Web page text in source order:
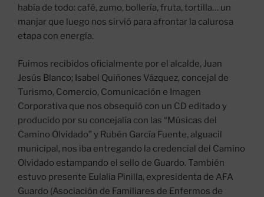
había de todo: café, zumo, bollería, fruta, tortilla… un
manjar que luego nos sirvió para afrontar la calurosa
etapa con energía.
Fuimos recibidos oficialmente por el alcalde, Juan
Jesús Blanco; Isabel Quiñones Vázquez, concejal de
Turismo, Comercio, Comunicación e Imagen
Corporativa que nos obsequió con un CD editado y
producido por su concejalía con las “Músicas del
Camino Olvidado” y Rubén García Fuente, alguacil
municipal, nos iba entregando la credencial del Camino
Olvidado estampando el sello de Guardo. También
estuvo presente Eulalia Pinilla, expresidenta de AFA
Guardo (Asociación de Familiares de Enfermos de